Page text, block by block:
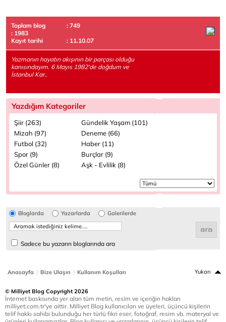
Toplam blog
: 749
: 1983
Kayıt tarihi
: 11.10.07
Yazmanın hayatın akışının bir parçası olduğu
kanısındayım. 6 Mayıs 1982'de doğdum ve
İstanbul Kar..
Yazdığım Kategoriler
Şiir (263)
Gündelik Yaşam (101)
Mizah (97)
Deneme (66)
Futbol (32)
Haber (11)
Spor (9)
Burçlar (9)
Özel Günler (8)
Aşk - Evlilik (8)
Bloglarda Yazarlarda Galerilerde
Sadece bu yazarın bloglarında ara
Anasayfa | Bize Ulaşın | Kullanım Koşulları Yukarı
© Milliyet Blog Copyright 2026
İnternet baskısında yer alan tüm metin, resim ve içeriğin hakları
milliyet.com.tr'ye aittir. Milliyet Blog kullanıcıları ve üyeleri, üçüncü kişilerin
telif hakkı sahibi bulunduğu her türlü fikri eser, fotoğraf, resim vb. materyal ve